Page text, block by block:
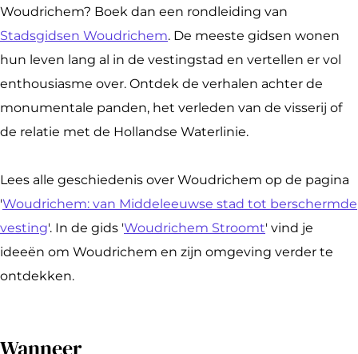
d
e
i
d
i
g
v
e
s
g
R
o
n
d
l
e
d
i
n
g
v
t
R
o
n
d
l
e
d
i
n
g
v
t
Woudrichem? Boek dan een rondleiding van
Stadsgidsen Woudrichem. De meeste gidsen wonen
hun leven lang al in de vestingstad en vertellen er vol
enthousiasme over. Ontdek de verhalen achter de
monumentale panden, het verleden van de visserij of
de relatie met de Hollandse Waterlinie.
Lees alle geschiedenis over Woudrichem op de pagina
'Woudrichem: van Middeleeuwse stad tot berschermde
vesting'. In de gids 'Woudrichem Stroomt' vind je
ideeën om Woudrichem en zijn omgeving verder te
ontdekken.